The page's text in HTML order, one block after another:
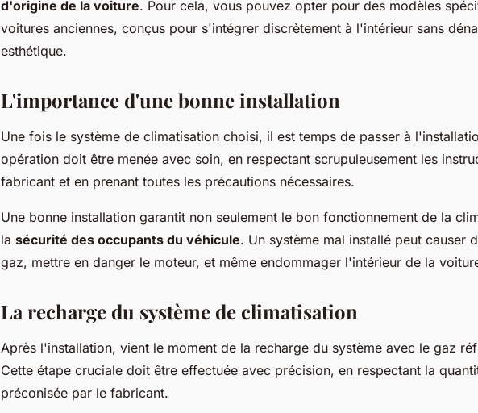
d'origine de la voiture. Pour cela, vous pouvez opter pour des modèles
voitures anciennes, conçus pour s'intégrer discrètement à l'intérieur sans
esthétique.
L'importance d'une bonne installation
Une fois le système de climatisation choisi, il est temps de passer à
opération doit être menée avec soin, en respectant scrupuleusement les
fabricant et en prenant toutes les précautions nécessaires.
Une bonne installation garantit non seulement le bon fonctionnement de la
la sécurité des occupants du véhicule. Un système mal installé peut causer
gaz, mettre en danger le moteur, et même endommager l'intérieur de la
La recharge du système de climatisation
Après l'installation, vient le moment de la recharge du système avec le gaz
Cette étape cruciale doit être effectuée avec précision, en respectant la
préconisée par le fabricant.